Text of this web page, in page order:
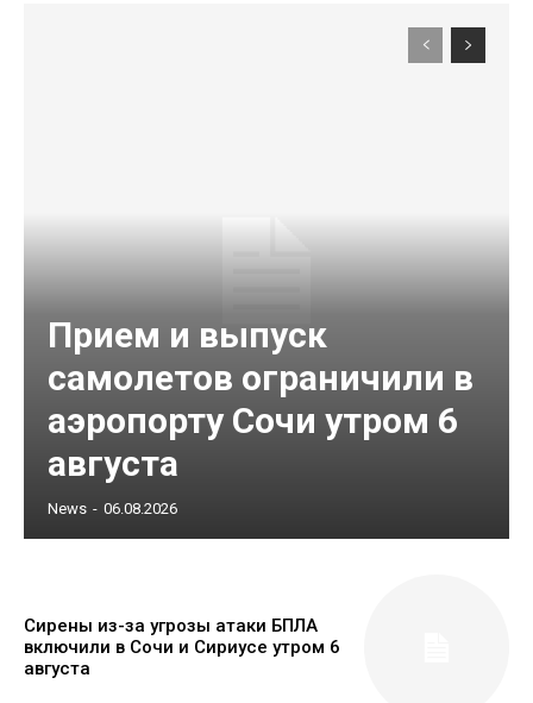
Прием и выпуск
самолетов ограничили в
аэропорту Сочи утром 6
августа
News - 06.08.2026
Сирены из-за угрозы атаки БПЛА
включили в Сочи и Сириусе утром 6
августа